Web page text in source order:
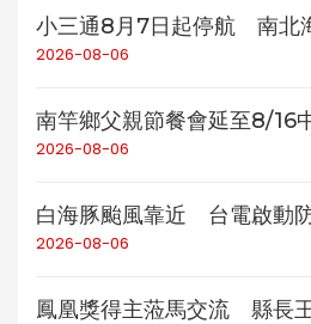
小三通8月7日起停航 南北
2026-08-06
南竿鄉父親節餐會延至8/16
2026-08-06
白海豚颱風靠近 台電啟動
2026-08-06
鳳凰獎得主蒞馬交流 縣長